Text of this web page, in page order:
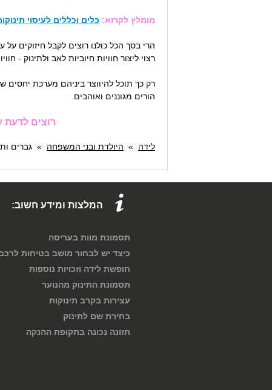
מומלץ לקרוא: כלים וכללים לעיסוי
הרי בסך הכל כולנו רוצים לקבל חיזוקים
רצוי ליצור חוויות חיוביות לאב ולתינוק -
רק כך תוכל להיווצר ביניהם מערכת
הורים מגוננים ואוהבים.
רוצים לדעת
לידה » היולדת ובני המשפחה » גברים
המלצות ומידע חשוב:
תסמונת מוות בעריסה
כיצד יש לבחור מושב בטיחות
חופשת לידה וזכויות נוספות
תסמונת התינוק מהנוער
עצירות בקרב תינוקות
בחירת שם לתינוק
תזונה נכונה בתקופת ההנקה